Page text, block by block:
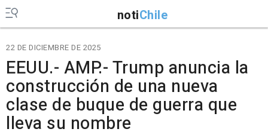
notiChile
22 DE DICIEMBRE DE 2025
EEUU.- AMP.- Trump anuncia la
construcción de una nueva
clase de buque de guerra que
lleva su nombre